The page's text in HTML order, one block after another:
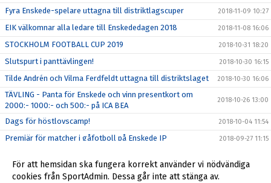
Fyra Enskede-spelare uttagna till distriktlagscuper 2018-11-09 10:27
EIK välkomnar alla ledare till Enskededagen 2018 2018-11-08 16:06
STOCKHOLM FOOTBALL CUP 2019 2018-10-31 18:20
Slutspurt i panttävlingen! 2018-10-30 16:15
Tilde Andrén och Vilma Ferdfeldt uttagna till distriktslaget 2018-10-30 16:06
TÄVLING - Panta för Enskede och vinn presentkort om
2000:- 1000:- och 500:- på ICA BEA
2018-10-26 13:00
Dags för höstlovscamp! 2018-10-04 11:54
Premiär för matcher i gåfotboll på Enskede IP 2018-09-27 11:15
Vilma och Linnea till landslagets regionala läger
För att hemsidan ska fungera korrekt använder vi nödvändiga
cookies från SportAdmin. Dessa går inte att stänga av.